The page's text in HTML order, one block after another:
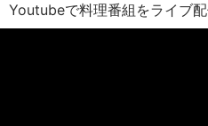
Youtubeで料理番組をライブ配